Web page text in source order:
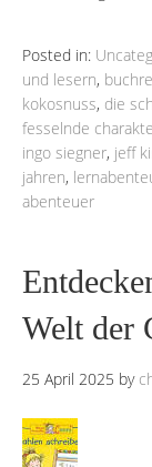
Posted in:
und lesern,
kokosnuss, die
fesselnde
ingo siegner, jeff
jahren,
abenteuer
Welt der
25 April 2025 by